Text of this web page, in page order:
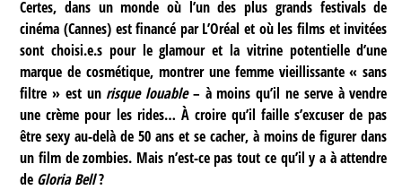
Certes, dans un monde où l’un des plus grands festivals de
cinéma (Cannes) est financé par L’Oréal et où les films et invitées
sont choisi.e.s pour le glamour et la vitrine potentielle d’une
marque de cosmétique, montrer une femme vieillissante « sans
filtre » est un risque louable– à moins qu’il ne serve à vendre
une crème pour les rides… À croire qu’il faille s’excuser de pas
être sexy au-delà de 50 ans et se cacher, à moins de figurer dans
un film de zombies. Mais n’est-ce pas tout ce qu’il y a à attendre
de Gloria Bell?